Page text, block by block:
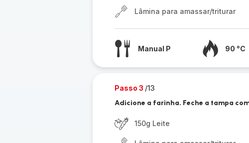
Lâmina para amassar/triturar
Manual P 90 °C
Passo 3 /13
Adicione a farinha. Feche a tampa
150g Leite